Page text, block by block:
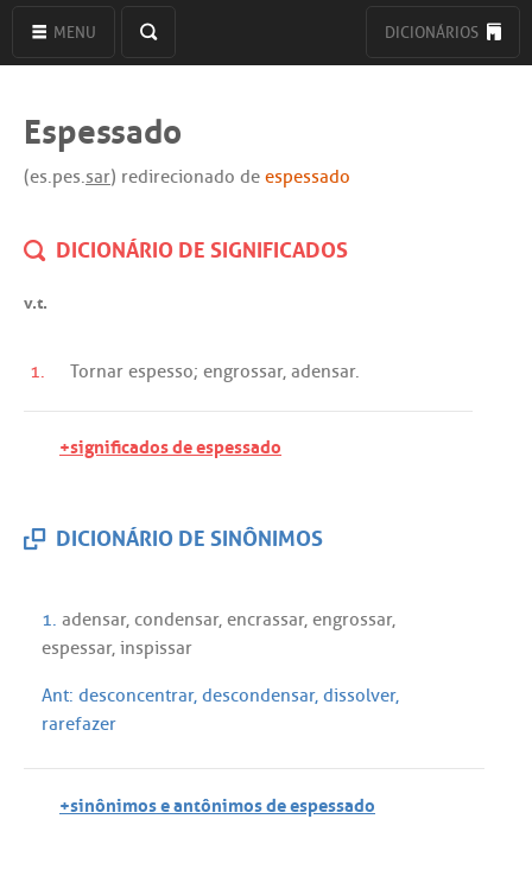
MENU DICIONÁRIOS
Espessado
(es.pes.sar) redirecionado de espessado
DICIONÁRIO DE SIGNIFICADOS
v.t.
1. Tornar espesso; engrossar, adensar.
+significados de espessado
DICIONÁRIO DE SINÔNIMOS
1. adensar, condensar, encrassar, engrossar,
espessar, inspissar
Ant: desconcentrar, descondensar, dissolver,
rarefazer
+sinônimos e antônimos de espessado